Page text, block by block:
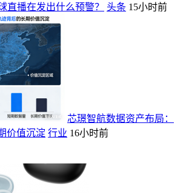
直播在发出什么预警？
头条 15小时前
芯璟智航数据资产布局：
价值沉淀 行业 16小时前